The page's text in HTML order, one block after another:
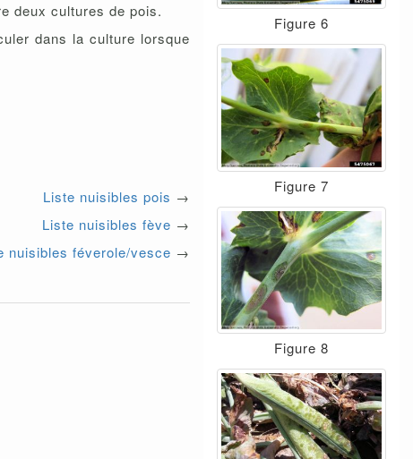
deux cultures de pois.
dans la culture lorsque
Liste nuisibles pois →
Liste nuisibles fève →
nuisibles féverole/vesce →
Figure 6
Figure 7
Figure 8